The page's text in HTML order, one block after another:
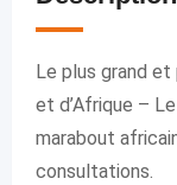
Le plus grand
et d’Afrique –
marabout
consultations.